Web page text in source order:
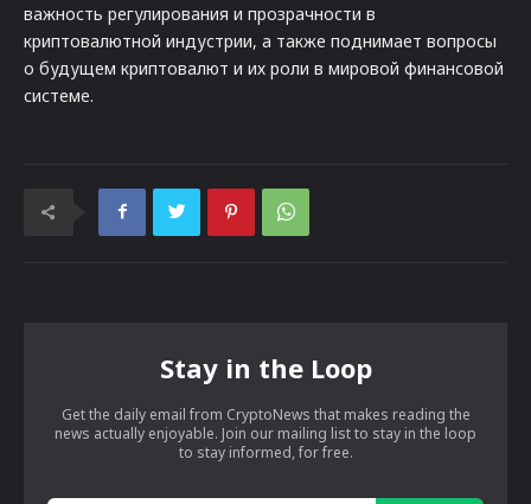
важность регулирования и прозрачности в
криптовалютной индустрии, а также поднимает вопросы
о будущем криптовалют и их роли в мировой финансовой
системе.
Stay in the Loop
Get the daily email from CryptoNews that makes reading the
news actually enjoyable. Join our mailing list to stay in the loop
to stay informed, for free.